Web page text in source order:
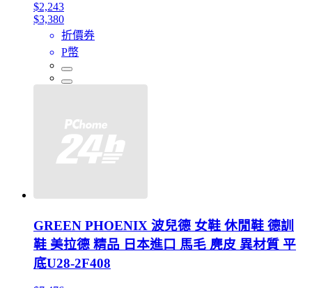
$2,243
$3,380
折價券
P幣
GREEN PHOENIX 波兒德 女鞋 休閒鞋 德訓
鞋 美拉德 精品 日本進口 馬毛 麂皮 異材質 平
底U28-2F408